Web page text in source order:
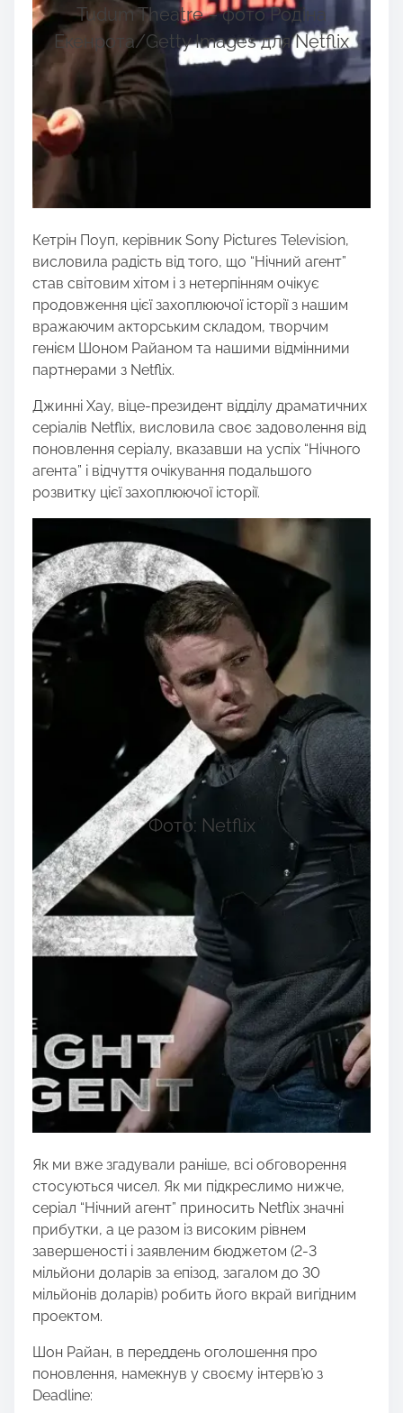
Tudum Theatre – фото Родіна
Екенрота/Getty Images для Netflix
Кетрін Поуп, керівник Sony Pictures Television,
висловила радість від того, що “Нічний агент”
став світовим хітом і з нетерпінням очікує
продовження цієї захоплюючої історії з нашим
вражаючим акторським складом, творчим
генієм Шоном Райаном та нашими відмінними
партнерами з Netflix.
Джинні Хау, віце-президент відділу драматичних
серіалів Netflix, висловила своє задоволення від
поновлення серіалу, вказавши на успіх “Нічного
агента” і відчуття очікування подальшого
розвитку цієї захоплюючої історії.
Фото: Netflix
Як ми вже згадували раніше, всі обговорення
стосуються чисел. Як ми підкреслимо нижче,
серіал “Нічний агент” приносить Netflix значні
прибутки, а це разом із високим рівнем
завершеності і заявленим бюджетом (2-3
мільйони доларів за епізод, загалом до 30
мільйонів доларів) робить його вкрай вигідним
проектом.
Шон Райан, в переддень оголошення про
поновлення, намекнув у своєму інтерв’ю з
Deadline: